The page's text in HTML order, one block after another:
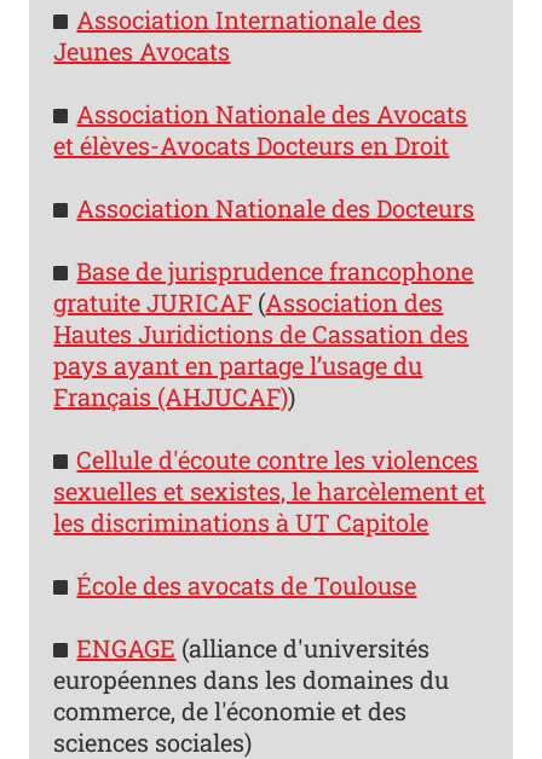
Association Internationale des
Jeunes Avocats
Association Nationale des Avocats
et élèves-Avocats Docteurs en Droit
Association Nationale des Docteurs
Base de jurisprudence francophone
gratuite JURICAF (Association des
Hautes Juridictions de Cassation des
pays ayant en partage l’usage du
Français (AHJUCAF))
Cellule d'écoute contre les violences
sexuelles et sexistes, le harcèlement et
les discriminations à UT Capitole
École des avocats de Toulouse
ENGAGE (alliance d'universités
européennes dans les domaines du
commerce, de l'économie et des
sciences sociales)